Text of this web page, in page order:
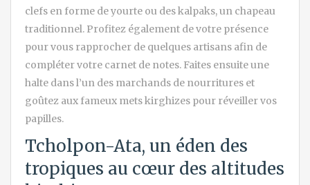
clefs en forme de yourte ou des kalpaks, un chapeau
traditionnel. Profitez également de votre présence
pour vous rapprocher de quelques artisans afin de
compléter votre carnet de notes. Faites ensuite une
halte dans l’un des marchands de nourritures et
goûtez aux fameux mets kirghizes pour réveiller vos
papilles.
Tcholpon-Ata, un éden des
tropiques au cœur des altitudes